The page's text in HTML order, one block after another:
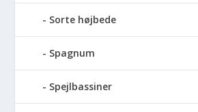
Sorte højbede
Spagnum
Spejlbassiner